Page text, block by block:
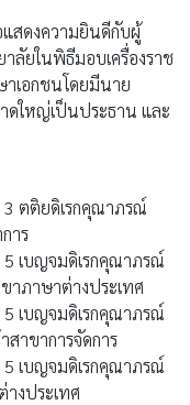
สดงความยินดีกับผู้
ลัยในพิธีมอบเครื่องราช
าเอกชนโดยมีนาย
ใหญ่เป็นประธาน และ
3 ตติยดิเรกคุณาภรณ์
าร
เบญจมดิเรกคุณาภรณ์
าภาษาต่างประเทศ
เบญจมดิเรกคุณาภรณ์
าขาการจัดการ
เบญจมดิเรกคุณาภรณ์
งประเทศ